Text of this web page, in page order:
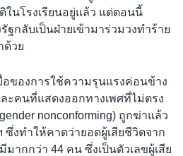
ในโรงเรียนอยู่แล้ว แต่ตอนนี้
กลับเป็นฝ่ายเข้ามาร่วมวงทำร้าย
ด้วย
ของการใช้ความรุนแรงค่อนข้าง
ะคนที่แสดงออกทางเพศที่ไม่ตรง
nonconforming) ถูกฆ่าแล้ว
ซึ่งทำให้คาดว่ายอดผู้เสียชีวิตจาก
ากกว่า 44 คน ซึ่งเป็นตัวเลขผู้เสีย